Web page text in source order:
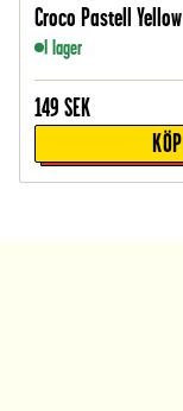
Croco Pastell Yellow
I lager
149 SEK
KÖP